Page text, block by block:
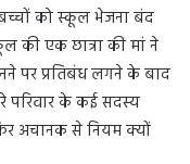
को स्कूल भेजना बंद
की एक छात्रा की मां ने
पर प्रतिबंध लगने के बाद
परिवार के कई सदस्य
अचानक से नियम क्यों